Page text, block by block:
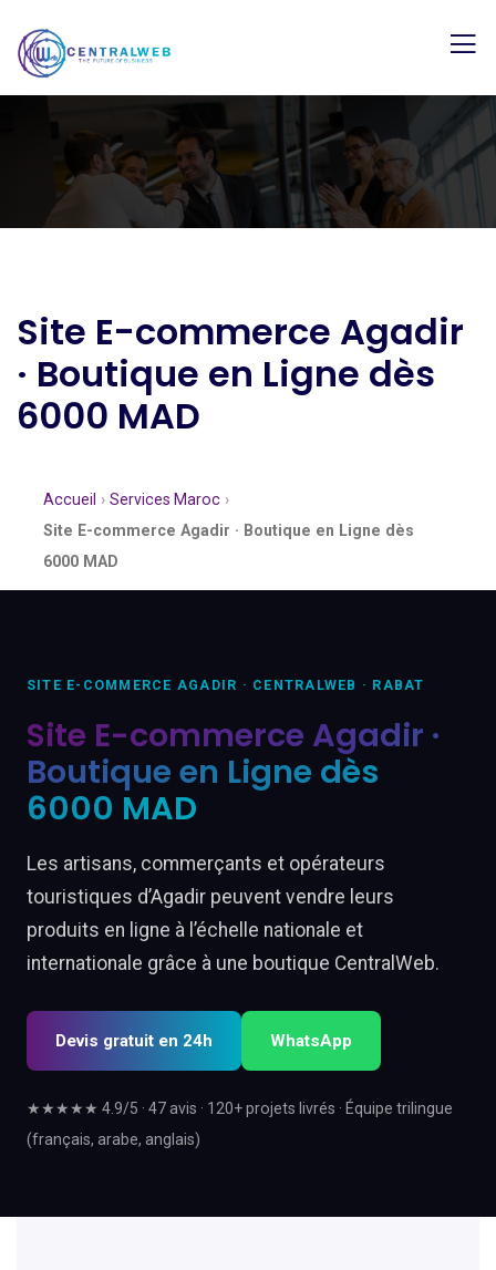
Site E-commerce Agadir
· Boutique en Ligne dès
6000 MAD
Accueil › Services Maroc ›
Site E-commerce Agadir · Boutique en Ligne dès
6000 MAD
SITE E-COMMERCE AGADIR · CENTRALWEB · RABAT
Site E-commerce Agadir ·
Boutique en Ligne dès
6000 MAD
Les artisans, commerçants et opérateurs
touristiques d’Agadir peuvent vendre leurs
produits en ligne à l’échelle nationale et
internationale grâce à une boutique CentralWeb.
Devis gratuit en 24h WhatsApp
★★★★★ 4.9/5 · 47 avis · 120+ projets livrés · Équipe trilingue
(français, arabe, anglais)